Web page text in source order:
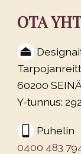
OTA
60200
Y-tunnus:
Puhelin
0400 483